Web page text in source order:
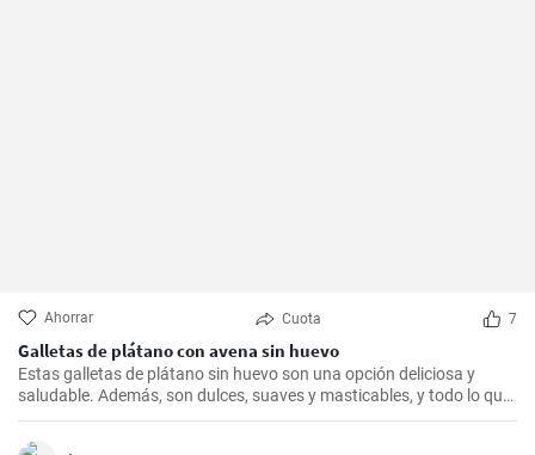
Ahorrar Cuota 7
Galletas de plátano con avena sin huevo
Estas galletas de plátano sin huevo son una opción deliciosa y
saludable. Además, son dulces, suaves y masticables, y todo lo que
necesitas es un plátano, avena y un toque de edulcorante.